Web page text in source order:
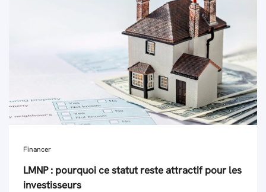
Financer
LMNP : pourquoi ce statut reste attractif pour les
investisseurs